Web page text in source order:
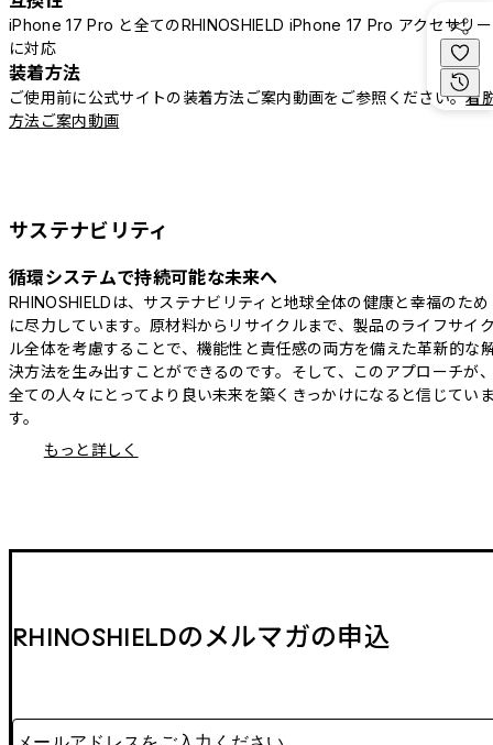
iPhone 17 Pro と全てのRHINOSHIELD iPhone 17 Pro アクセサリー
に対応
装着方法
ご使用前に公式サイトの装着方法ご案内動画をご参照ください。着
方法ご案内動画
サステナビリティ
循環システムで持続可能な未来へ
RHINOSHIELDは、サステナビリティと地球全体の健康と幸福のため
に尽力しています。原材料からリサイクルまで、製品のライフサイ
ル全体を考慮することで、機能性と責任感の両方を備えた革新的な
決方法を生み出すことができるのです。そして、このアプローチが
全ての人々にとってより良い未来を築くきっかけになると信じてい
す。
もっと詳しく
RHINOSHIELDのメルマガの申込
メールアドレスをご入力ください